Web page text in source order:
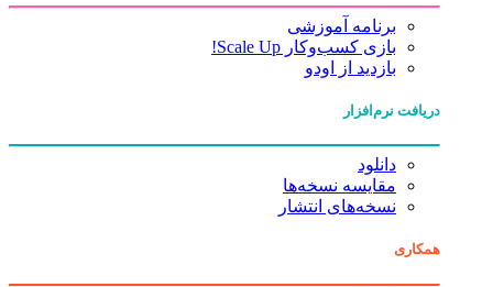
برنامه آموزشی
بازی کسب‌وکار Scale Up!
بازدید از اودو
دریافت نرم‌افزار
دانلود
مقایسه نسخه‌ها
نسخه‌های انتشار
همکاری